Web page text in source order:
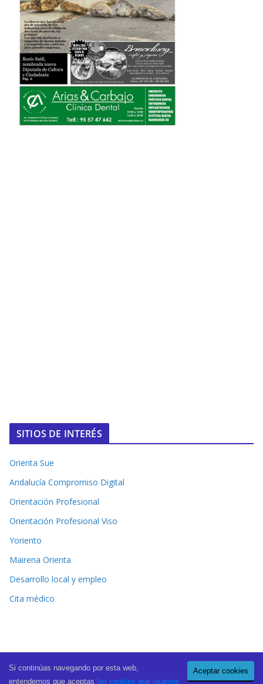
SITIOS DE INTERÉS
Orienta Sue
Andalucía Compromiso Digital
Orientación Profesional
Orientación Profesional Viso
Yoriento
Mairena Orienta
Desarrollo local y empleo
Cita médico
Copyright © 2026El Periódico de Mairena
. All rights reserved.
Aceptar cookies
Si continúas navegando por esta web,
entendemos que aceptas las cookies que usamos